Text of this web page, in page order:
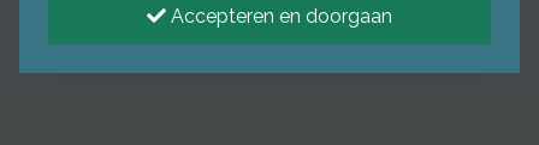
Accepteren en doorgaan